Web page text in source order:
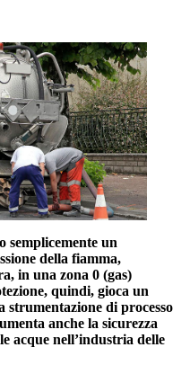
semplicemente un
della fiamma,
in una zona 0 (gas)
quindi, gioca un
di processo
anche la sicurezza
acque nell’industria delle